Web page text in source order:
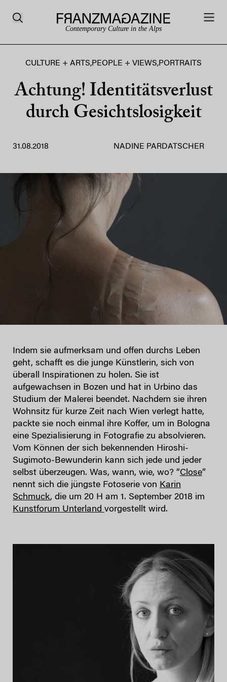
Contemporary Culture in the Alps
CULTURE + ARTS,PEOPLE + VIEWS,PORTRAITS
Achtung! Identitätsverlust
durch Gesichtslosigkeit
31.08.2018 NADINE PARDATSCHER
Indem sie aufmerksam und offen durchs Leben
geht, schafft es die junge Künstlerin, sich von
überall Inspirationen zu holen. Sie ist
aufgewachsen in Bozen und hat in Urbino das
Studium der Malerei beendet. Nachdem sie ihren
Wohnsitz für kurze Zeit nach Wien verlegt hatte,
packte sie noch einmal ihre Koffer, um in Bologna
eine Spezialisierung in Fotografie zu absolvieren.
Vom Können der sich bekennenden Hiroshi-
Sugimoto-Bewunderin kann sich jede und jeder
selbst überzeugen. Was, wann, wie, wo? “Close”
nennt sich die jüngste Fotoserie von Karin
Schmuck, die um 20 H am 1. September 2018 im
Kunstforum Unterland vorgestellt wird.